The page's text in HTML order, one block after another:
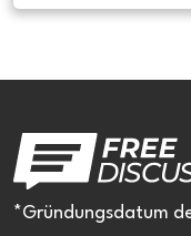
*Gründungsdatum